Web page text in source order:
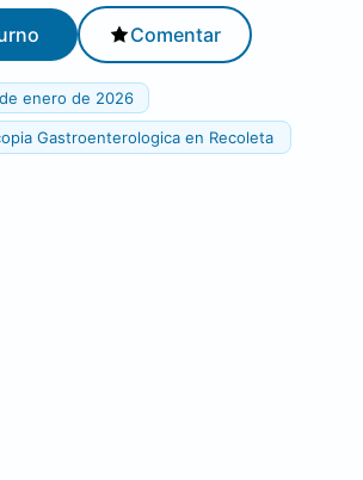
Comentar
enero de 2026
Gastroenterologica en Recoleta